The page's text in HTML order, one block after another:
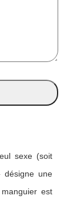
sexe (soit
désigne une
est